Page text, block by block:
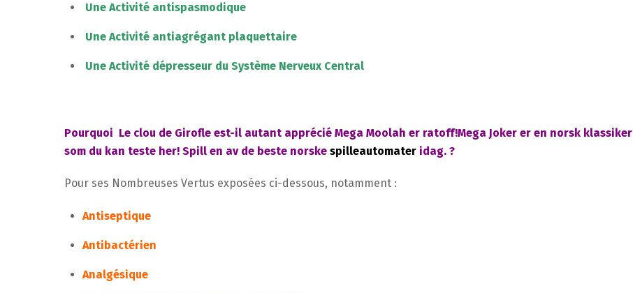
Une Activité antispasmodique
Une Activité antiagrégant plaquettaire
Une Activité dépresseur du Système Nerveux Central
Pourquoi Le clou de Girofle est-il autant apprécié Mega Moolah er ratoff!Mega Joker er en norsk klassiker
som du kan teste her! Spill en av de beste norske spilleautomater idag. ?
Pour ses Nombreuses Vertus exposées ci-dessous, notamment :
Antiseptique
Antibactérien
Analgésique